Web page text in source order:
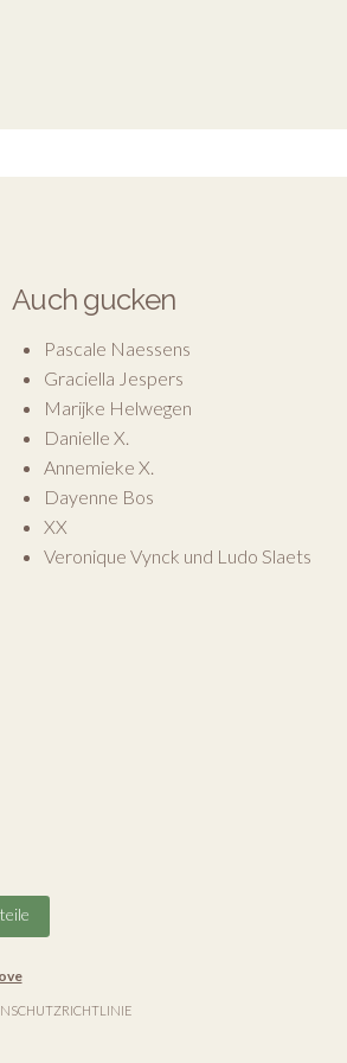
Auch gucken
Pascale Naessens
Graciella Jespers
Marijke Helwegen
Danielle X.
Annemieke X.
Dayenne Bos
XX
Veronique Vynck und Ludo Slaets